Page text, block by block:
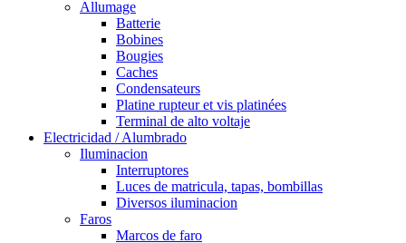
Allumage
Batterie
Bobines
Bougies
Caches
Condensateurs
Platine rupteur et vis platinées
Terminal de alto voltaje
Electricidad / Alumbrado
Iluminacion
Interruptores
Luces de matricula, tapas, bombillas
Diversos iluminacion
Faros
Marcos de faro